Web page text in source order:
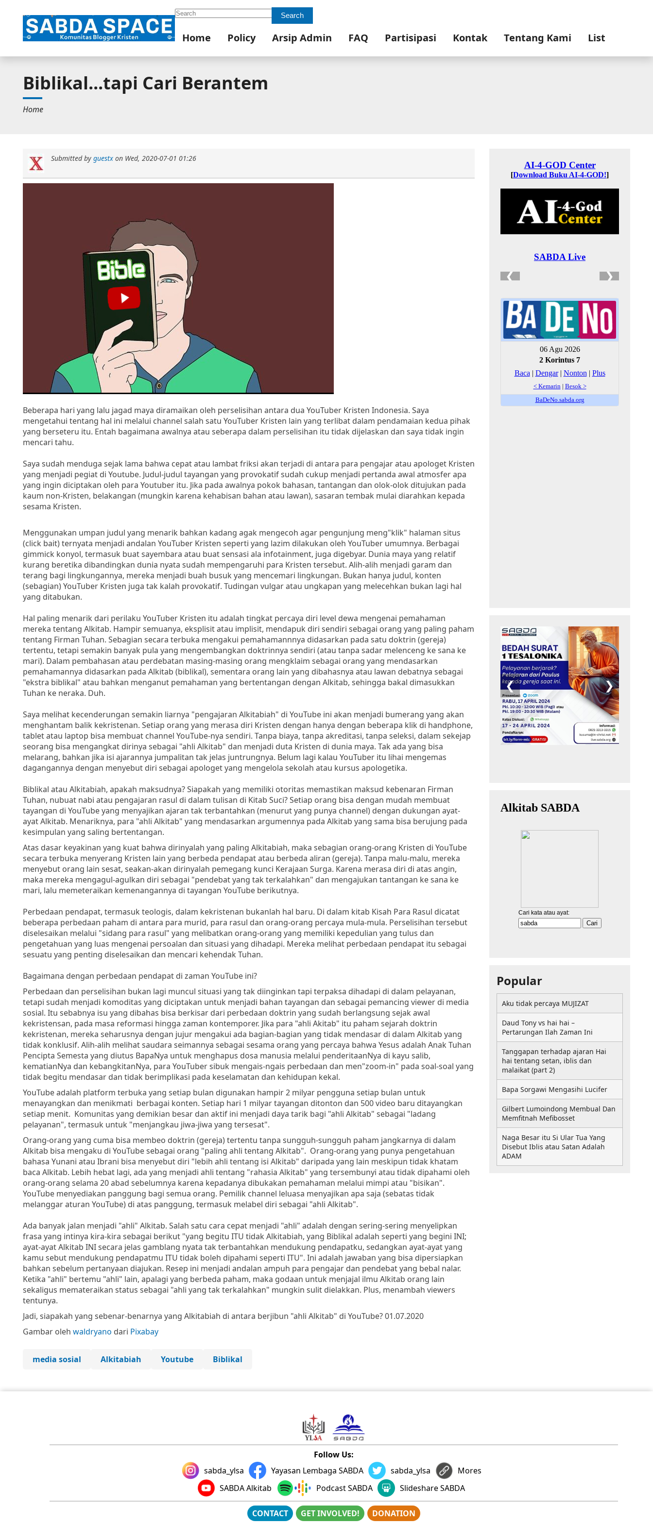
Search Search
Home Policy Arsip Admin FAQ Partisipasi Kontak Tentang Kami List
Biblikal...tapi Cari Berantem
Home
Submitted by guestx on Wed, 2020-07-01 01:26
Beberapa hari yang lalu jagad maya diramaikan oleh perselisihan antara dua YouTuber Kristen Indonesia. Saya
mengetahui tentang hal ini melalui channel salah satu YouTuber Kristen lain yang terlibat dalam pendamaian kedua pihak
yang berseteru itu. Entah bagaimana awalnya atau seberapa dalam perselisihan itu tidak dijelaskan dan saya tidak ingin
mencari tahu.
Saya sudah menduga sejak lama bahwa cepat atau lambat friksi akan terjadi di antara para pengajar atau apologet Kristen
yang menjadi pegiat di Youtube. Judul-judul tayangan yang provokatif sudah cukup menjadi pertanda awal atmosfer apa
yang ingin diciptakan oleh para Youtuber itu. Jika pada awalnya pokok bahasan, tantangan dan olok-olok ditujukan pada
kaum non-Kristen, belakangan (mungkin karena kehabisan bahan atau lawan), sasaran tembak mulai diarahkan kepada
sesama Kristen.
Menggunakan umpan judul yang menarik bahkan kadang agak mengecoh agar pengunjung meng"klik" halaman situs
(click bait) ternyata menjadi andalan YouTuber Kristen seperti yang lazim dilakukan oleh YouTuber umumnya. Berbagai
gimmick konyol, termasuk buat sayembara atau buat sensasi ala infotainment, juga digebyar. Dunia maya yang relatif
kurang beretika dibandingkan dunia nyata sudah mempengaruhi para Kristen tersebut. Alih-alih menjadi garam dan
terang bagi lingkungannya, mereka menjadi buah busuk yang mencemari lingkungan. Bukan hanya judul, konten
(sebagian) YouTuber Kristen juga tak kalah provokatif. Tudingan vulgar atau ungkapan yang melecehkan bukan lagi hal
yang ditabukan.
Hal paling menarik dari perilaku YouTuber Kristen itu adalah tingkat percaya diri level dewa mengenai pemahaman
mereka tentang Alkitab. Hampir semuanya, eksplisit atau implisit, mendapuk diri sendiri sebagai orang yang paling paham
tentang Firman Tuhan. Sebagian secara terbuka mengakui pemahamannnya didasarkan pada satu doktrin (gereja)
tertentu, tetapi semakin banyak pula yang mengembangkan doktrinnya sendiri (atau tanpa sadar melenceng ke sana ke
mari). Dalam pembahasan atau perdebatan masing-masing orang mengklaim sebagai orang yang mendasarkan
pemahamannya didasarkan pada Alkitab (biblikal), sementara orang lain yang dibahasnya atau lawan debatnya sebagai
"ekstra biblikal" atau bahkan menganut pemahaman yang bertentangan dengan Alkitab, sehingga bakal dimasukkan
Tuhan ke neraka. Duh.
Saya melihat kecenderungan semakin liarnya "pengajaran Alkitabiah" di YouTube ini akan menjadi bumerang yang akan
menghantam balik kekristenan. Setiap orang yang merasa diri Kristen dengan hanya dengan beberapa klik di handphone,
tablet atau laptop bisa membuat channel YouTube-nya sendiri. Tanpa biaya, tanpa akreditasi, tanpa seleksi, dalam sekejap
seorang bisa mengangkat dirinya sebagai "ahli Alkitab" dan menjadi duta Kristen di dunia maya. Tak ada yang bisa
melarang, bahkan jika isi ajarannya jumpalitan tak jelas juntrungnya. Belum lagi kalau YouTuber itu lihai mengemas
dagangannya dengan menyebut diri sebagai apologet yang mengelola sekolah atau kursus apologetika.
Biblikal atau Alkitabiah, apakah maksudnya? Siapakah yang memiliki otoritas memastikan maksud kebenaran Firman
Tuhan, nubuat nabi atau pengajaran rasul di dalam tulisan di Kitab Suci? Setiap orang bisa dengan mudah membuat
tayangan di YouTube yang menyajikan ajaran tak terbantahkan (menurut yang punya channel) dengan dukungan ayat-
ayat Alkitab. Menariknya, para "ahli Alkitab" yang mendasarkan argumennya pada Alkitab yang sama bisa berujung pada
kesimpulan yang saling bertentangan.
Atas dasar keyakinan yang kuat bahwa dirinyalah yang paling Alkitabiah, maka sebagian orang-orang Kristen di YouTube
secara terbuka menyerang Kristen lain yang berbeda pendapat atau berbeda aliran (gereja). Tanpa malu-malu, mereka
menyebut orang lain sesat, seakan-akan dirinyalah pemegang kunci Kerajaan Surga. Karena merasa diri di atas angin,
maka mereka mengagul-agulkan diri sebagai "pendebat yang tak terkalahkan" dan mengajukan tantangan ke sana ke
mari, lalu memeteraikan kemenangannya di tayangan YouTube berikutnya.
Perbedaan pendapat, termasuk teologis, dalam kekristenan bukanlah hal baru. Di dalam kitab Kisah Para Rasul dicatat
beberapa perbedaan paham di antara para murid, para rasul dan orang-orang percaya mula-mula. Perselisihan tersebut
diselesaikan melalui "sidang para rasul" yang melibatkan orang-orang yang memiliki kepedulian yang tulus dan
pengetahuan yang luas mengenai persoalan dan situasi yang dihadapi. Mereka melihat perbedaan pendapat itu sebagai
sesuatu yang penting diselesaikan dan mencari kehendak Tuhan.
Bagaimana dengan perbedaan pendapat di zaman YouTube ini?
Perbedaan dan perselisihan bukan lagi muncul situasi yang tak diinginkan tapi terpaksa dihadapi di dalam pelayanan,
tetapi sudah menjadi komoditas yang diciptakan untuk menjadi bahan tayangan dan sebagai pemancing viewer di media
sosial. Itu sebabnya isu yang dibahas bisa berkisar dari perbedaan doktrin yang sudah berlangsung sejak awal
kekristensan, pada masa reformasi hingga zaman kontemporer. Jika para "ahli Akitab" itu paham sejarah doktrin
kekristenan, mereka seharusnya dengan jujur mengakui ada bagian-bagian yang tidak mendasar di dalam Alkitab yang
tidak konklusif. Alih-alih melihat saudara seimannya sebagai sesama orang yang percaya bahwa Yesus adalah Anak Tuhan
Pencipta Semesta yang diutus BapaNya untuk menghapus dosa manusia melalui penderitaanNya di kayu salib,
kematianNya dan kebangkitanNya, para YouTuber sibuk mengais-ngais perbedaan dan men"zoom-in" pada soal-soal yang
tidak begitu mendasar dan tidak berimplikasi pada keselamatan dan kehidupan kekal.
YouTube adalah platform terbuka yang setiap bulan digunakan hampir 2 milyar pengguna setiap bulan untuk
menayangkan dan menikmati berbagai konten. Setiap hari 1 milyar tayangan ditonton dan 500 video baru ditayangkan
setiap menit. Komunitas yang demikian besar dan aktif ini menjadi daya tarik bagi "ahli Alkitab" sebagai "ladang
pelayanan", termasuk untuk "menjangkau jiwa-jiwa yang tersesat".
Orang-orang yang cuma bisa membeo doktrin (gereja) tertentu tanpa sungguh-sungguh paham jangkarnya di dalam
Alkitab bisa mengaku di YouTube sebagai orang "paling ahli tentang Alkitab". Orang-orang yang punya pengetahuan
bahasa Yunani atau Ibrani bisa menyebut diri "lebih ahli tentang isi Alkitab" daripada yang lain meskipun tidak khatam
baca Alkitab. Lebih hebat lagi, ada yang menjadi ahli tentang "rahasia Alkitab" yang tersembunyi atau tidak dipahami oleh
orang-orang selama 20 abad sebelumnya karena kepadanya dibukakan pemahaman melalui mimpi atau "bisikan".
YouTube menyediakan panggung bagi semua orang. Pemilik channel leluasa menyajikan apa saja (sebatas tidak
melanggar aturan YouTube) di atas panggung, termasuk melabel diri sebagai "ahli Alkitab".
Ada banyak jalan menjadi "ahli" Alkitab. Salah satu cara cepat menjadi "ahli" adalah dengan sering-sering menyelipkan
frasa yang intinya kira-kira sebagai berikut "yang begitu ITU tidak Alkitabiah, yang Biblikal adalah seperti yang begini INI;
ayat-ayat Alkitab INI secara jelas gamblang nyata tak terbantahkan mendukung pendapatku, sedangkan ayat-ayat yang
kamu sebut mendukung pendapatmu ITU tidak boleh dipahami seperti ITU". Ini adalah jawaban yang bisa dipersiapkan
bahkan sebelum pertanyaan diajukan. Resep ini menjadi andalan ampuh para pengajar dan pendebat yang bebal nalar.
Ketika "ahli" bertemu "ahli" lain, apalagi yang berbeda paham, maka godaan untuk menjajal ilmu Alkitab orang lain
sekaligus memateraikan status sebagai "ahli yang tak terkalahkan" mungkin sulit dielakkan. Plus, menambah viewers
tentunya.
Jadi, siapakah yang sebenar-benarnya yang Alkitabiah di antara berjibun "ahli Alkitab" di YouTube?01.07.2020
Gambar oleh waldryano dari Pixabay
media sosial Alkitabiah Youtube Biblikal
Popular
Aku tidak percaya MUJIZAT
Daud Tony vs hai hai –
Pertarungan Ilah Zaman Ini
Tanggapan terhadap ajaran Hai
hai tentang setan, iblis dan
malaikat (part 2)
Bapa Sorgawi Mengasihi Lucifer
Gilbert Lumoindong Membual Dan
Memfitnah Mefibosset
Naga Besar itu Si Ular Tua Yang
Disebut Iblis atau Satan Adalah
ADAM
Follow Us:
sabda_ylsa
Yayasan Lembaga SABDA sabda_ylsa
Mores
SABDA Alkitab
Podcast SABDA Slideshare SABDA
CONTACT GET INVOLVED!
DONATION